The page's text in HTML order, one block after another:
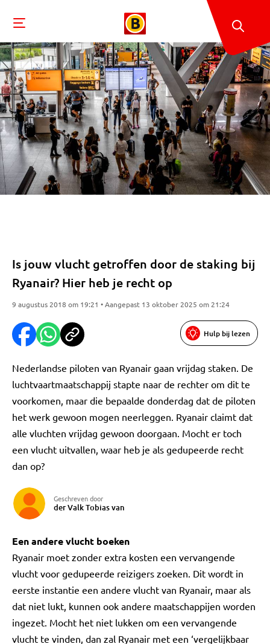
Is jouw vlucht getroffen door de staking bij
Ryanair? Hier heb je recht op
9 augustus 2018 om 19:21 • Aangepast 13 oktober 2025 om 21:24
Hulp bij lezen
Nederlandse piloten van Ryanair gaan vrijdag staken. De
luchtvaartmaatschappij stapte naar de rechter om dit te
voorkomen, maar die bepaalde donderdag dat de piloten
het werk gewoon mogen neerleggen. Ryanair claimt dat
alle vluchten vrijdag gewoon doorgaan. Mocht er toch
een vlucht uitvallen, waar heb je als gedupeerde recht
dan op?
Geschreven door
der Valk Tobias van
Een andere vlucht boeken
Ryanair moet zonder extra kosten een vervangende
vlucht voor gedupeerde reizigers zoeken. Dit wordt in
eerste instantie een andere vlucht van Ryanair, maar als
dat niet lukt, kunnen ook andere maatschappijen worden
ingezet. Mocht het niet lukken om een vervangende
vlucht te vinden, dan zal Ryanair met een ‘vergelijkbaar